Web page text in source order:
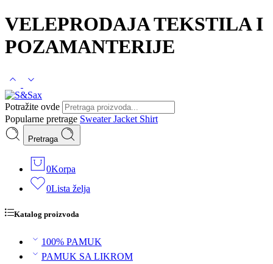
VELEPRODAJA TEKSTILA I
POZAMANTERIJE
Potražite ovde
Popularne pretrage SweaterJacket Shirt
Pretraga
0Korpa
0Lista želja
Katalog proizvoda
100% PAMUK
PAMUK SA LIKROM